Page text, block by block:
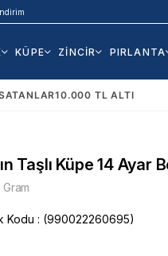
KÜPE ZİNCİR PIRLANTA
10.000 TL ALTI
Taşlı Küpe 14 Ayar
Gram
Kodu (990022260695)